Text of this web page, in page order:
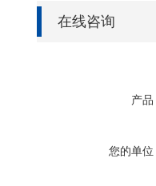
在线咨询
产品
您的单位